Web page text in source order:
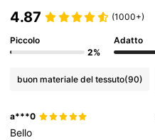
354K Follower
354K Follower
4.87 (1000+)
Piccolo
2%
Adatto
buon materiale del tessuto(90)
a***0
Bello